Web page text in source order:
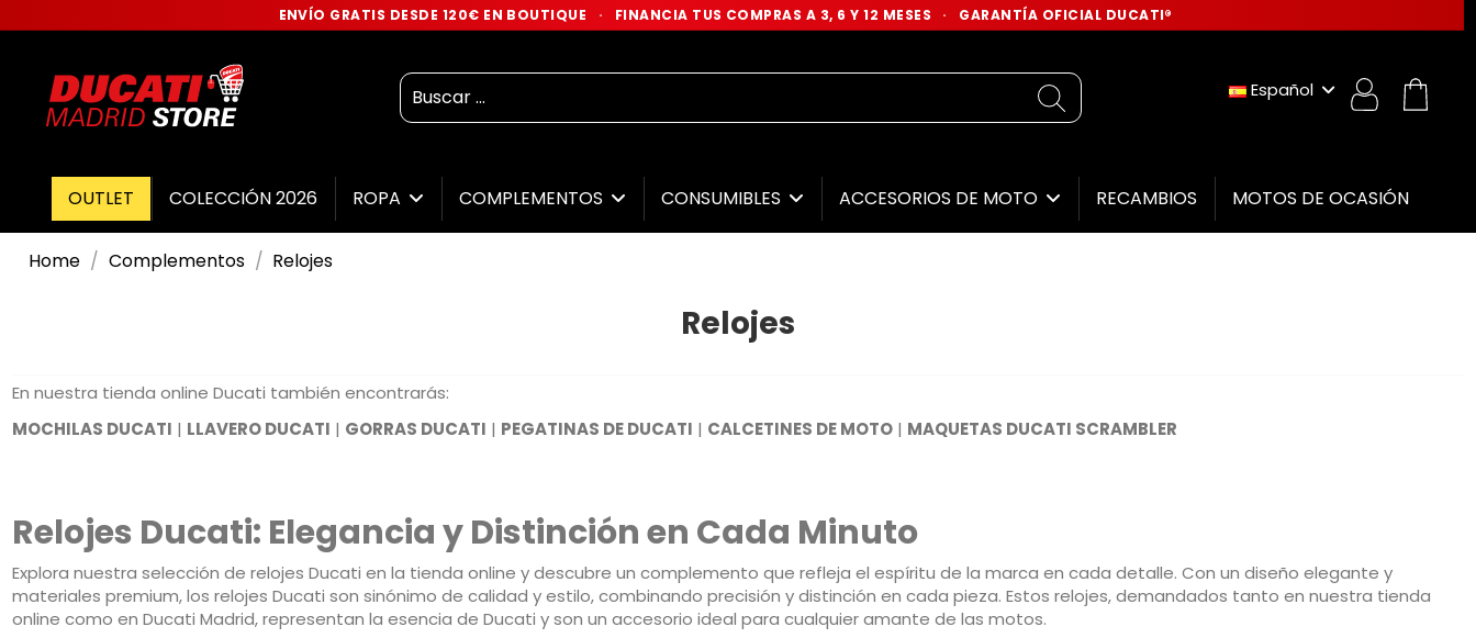
ENVÍO GRATIS DESDE 120€ EN BOUTIQUE · FINANCIA TUS COMPRAS A 3, 6 Y 12 MESES · GARANTÍA OFICIAL DUCATI®
Español
OUTLET COLECCIÓN 2026 ROPA COMPLEMENTOS CONSUMIBLES ACCESORIOS DE MOTO RECAMBIOS MOTOS DE OCASIÓN
Home Complementos Relojes
Relojes
En nuestra tienda online Ducati también encontrarás:
MOCHILAS DUCATI | LLAVERO DUCATI | GORRAS DUCATI | PEGATINAS DE DUCATI | CALCETINES DE MOTO | MAQUETAS DUCATI SCRAMBLER
Relojes Ducati: Elegancia y Distinción en Cada Minuto
Explora nuestra selección de relojes Ducati en la tienda online y descubre un complemento que refleja el espíritu de la marca en cada detalle. Con un diseño elegante y
materiales premium, los relojes Ducati son sinónimo de calidad y estilo, combinando precisión y distinción en cada pieza. Estos relojes, demandados tanto en nuestra tienda
online como en Ducati Madrid, representan la esencia de Ducati y son un accesorio ideal para cualquier amante de las motos.